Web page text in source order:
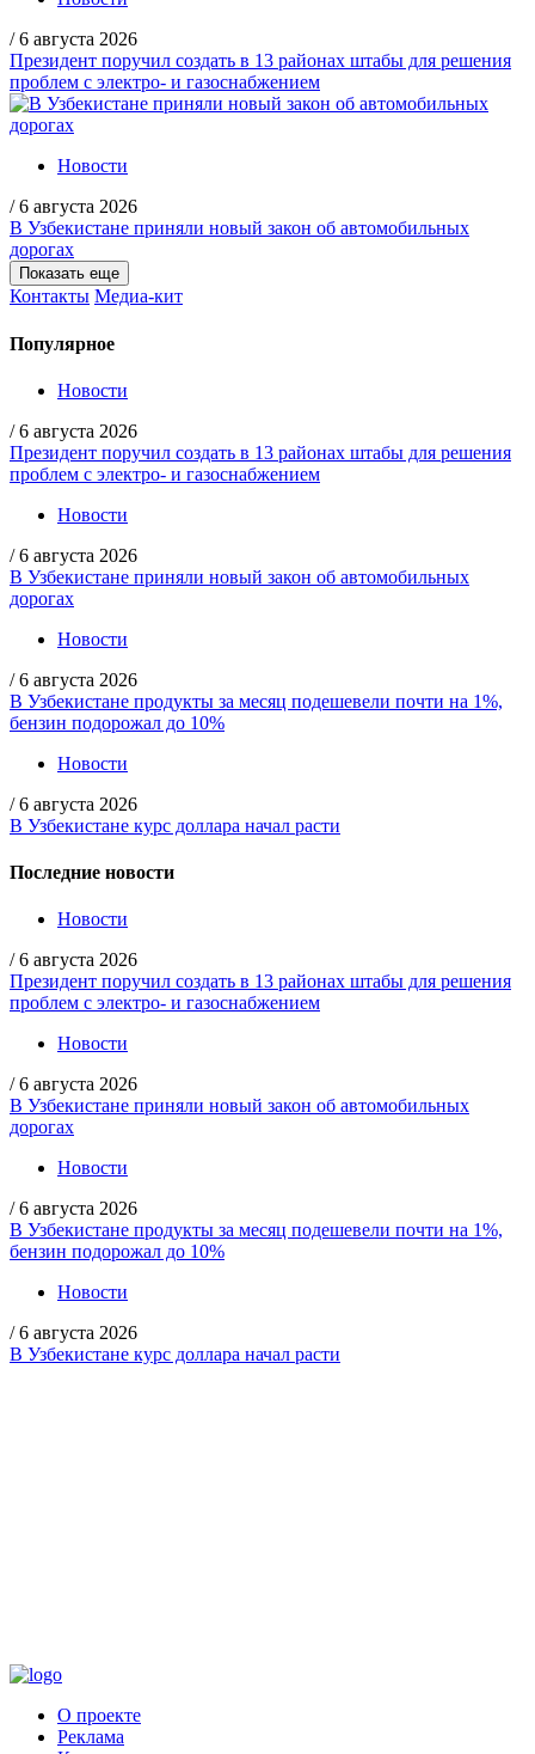
/ 6 августа 2026
Президент поручил создать в 13 районах штабы для решения
проблем с электро- и газоснабжением
Новости
/ 6 августа 2026
В Узбекистане приняли новый закон об автомобильных
дорогах
Показать еще
Контакты Медиа-кит
Популярное
Новости
/ 6 августа 2026
Президент поручил создать в 13 районах штабы для решения
проблем с электро- и газоснабжением
Новости
/ 6 августа 2026
В Узбекистане приняли новый закон об автомобильных
дорогах
Новости
/ 6 августа 2026
В Узбекистане продукты за месяц подешевели почти на 1%,
бензин подорожал до 10%
Новости
/ 6 августа 2026
В Узбекистане курс доллара начал расти
Последние новости
Новости
/ 6 августа 2026
Президент поручил создать в 13 районах штабы для решения
проблем с электро- и газоснабжением
Новости
/ 6 августа 2026
В Узбекистане приняли новый закон об автомобильных
дорогах
Новости
/ 6 августа 2026
В Узбекистане продукты за месяц подешевели почти на 1%,
бензин подорожал до 10%
Новости
/ 6 августа 2026
В Узбекистане курс доллара начал расти
О проекте
Реклама